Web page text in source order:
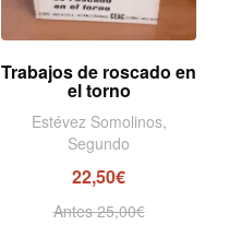
Trabajos de roscado en
el torno
Estévez Somolinos,
Segundo
22,50€
Antes 25,00€